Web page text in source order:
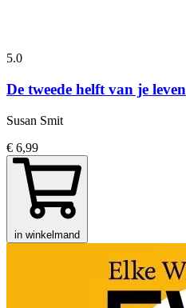
5.0
De tweede helft van je leven
Susan Smit
€ 6,99
in winkelmand